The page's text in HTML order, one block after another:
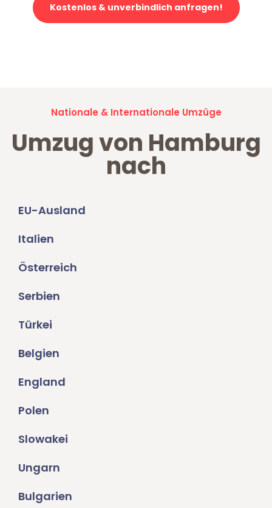
Kostenlos & unverbindlich anfragen!
Nationale & Internationale Umzüge
Umzug von Hamburg
nach
EU-Ausland
Italien
Österreich
Serbien
Türkei
Belgien
England
Polen
Slowakei
Ungarn
Bulgarien